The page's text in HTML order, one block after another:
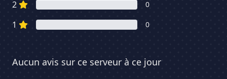
2 0
1 0
Aucun avis sur ce serveur à ce jour